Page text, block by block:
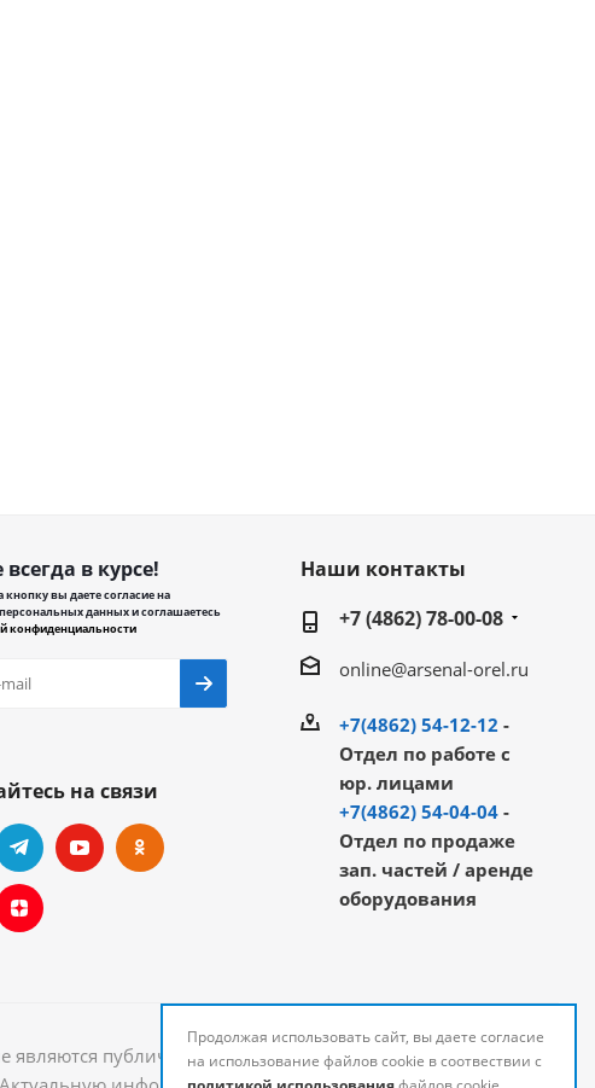
всегда в курсе!
вы даете согласие на
данных и соглашаетесь
конфиденциальности
на связи
Наши контакты
+7 (4862) 78-00-08
online@arsenal-orel.ru
+7(4862) 54-12-12 -
Отдел по работе с
юр. лицами
+7(4862) 54-04-04-
Отдел по продаже
зап. частей / аренде
оборудования
являются публичной офертой и могут быть изменены.
Продолжая использовать сайт, вы даете согласие
на использование файлов cookie в соотвествии с